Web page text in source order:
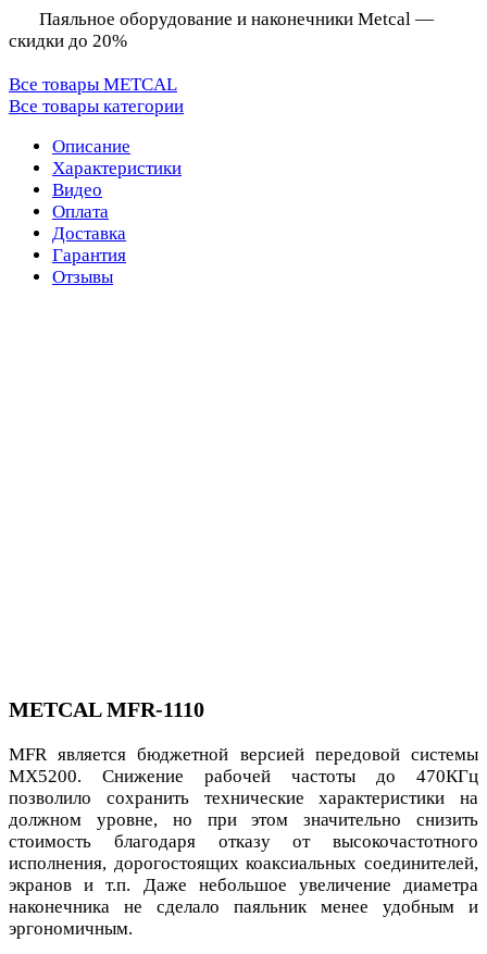
Паяльное оборудование и наконечники Metcal —
скидки до 20%
Все товары METCAL
Все товары категории
Описание
Характеристики
Видео
Оплата
Доставка
Гарантия
Отзывы
METCAL MFR-1110
MFR является бюджетной версией передовой системы
MX5200. Снижение рабочей частоты до 470КГц
позволило сохранить технические характеристики на
должном уровне, но при этом значительно снизить
стоимость благодаря отказу от высокочастотного
исполнения, дорогостоящих коаксиальных соединителей,
экранов и т.п. Даже небольшое увеличение диаметра
наконечника не сделало паяльник менее удобным и
эргономичным.